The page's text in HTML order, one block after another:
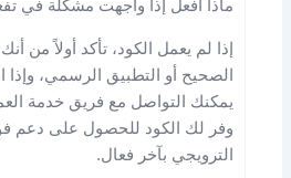
ماذا أفعل إذا واجهت مشكلة في
إذا لم يعمل الكود، تأكد أولاً من
الصحيح أو التطبيق الرسمي،
يمكنك التواصل مع فريق خدمة
وفر لك الكود للحصول على دعم
الترويجي بآخر فعال.